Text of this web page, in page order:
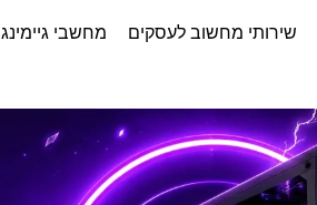
שירותי מחשוב לעסקים מחשבי גיימינג